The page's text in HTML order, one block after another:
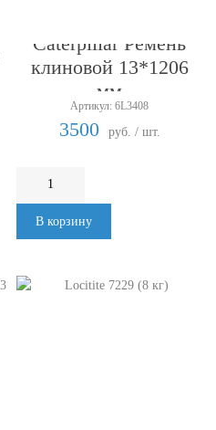
Caterpillar Ремень
клиновой 13*1206
мм
Артикул: 6L3408
3500 руб. / шт.
В корзину